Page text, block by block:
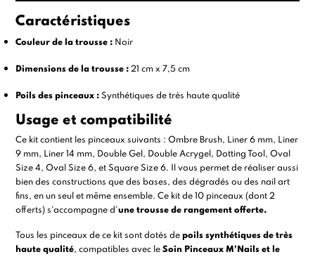
Caractéristiques
Couleur de la trousse : Noir
Dimensions de la trousse : 21 cm x 7,5 cm
Poils des pinceaux : Synthétiques de très haute qualité
Usage et compatibilité
Ce kit contient les pinceaux suivants :Ombre Brush, Liner 6 mm, Liner
9 mm, Liner 14 mm, Double Gel , Double Acrygel , Dotting Tool ,Oval
Size 4,Oval Size 6, etSquare Size 6. Il vous permet de réaliser aussi
bien des constructions que des bases, des dégradés ou des nail art
fins, en un seul et même ensemble.Ce kit de 10 pinceaux (dont 2
offerts) s'accompagne d'une trousse de rangement offerte.
Tous les pinceaux de ce kit sont dotés de poils synthétiques de très
haute qualité, compatibles avec leSoin Pinceaux M'Nails et le